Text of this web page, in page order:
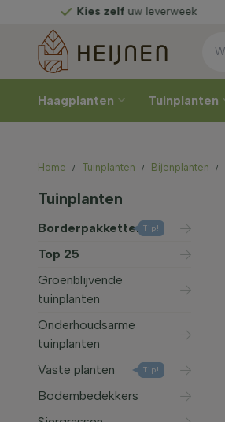
Kies zelf
Haagplanten Tuinplanten
Home Tuinplanten Bijenplanten
Tuinplanten
Borderpakketten Tip!
Top 25
Groenblijvende
tuinplanten
Onderhoudsarme
tuinplanten
Vaste planten
Tip!
Bodembedekkers